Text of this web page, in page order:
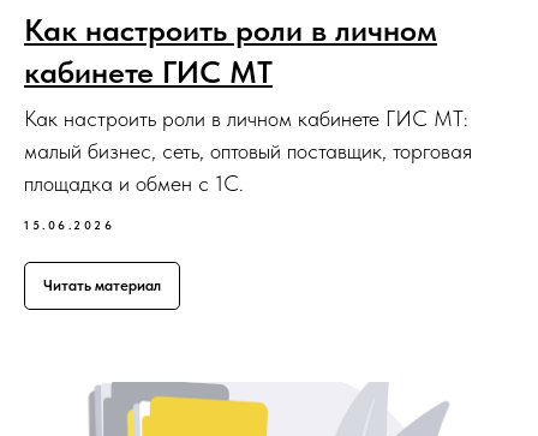
Как настроить роли в личном
кабинете ГИС МТ
Как настроить роли в личном кабинете ГИС МТ:
малый бизнес, сеть, оптовый поставщик, торговая
площадка и обмен с 1С.
15.06.2026
Читать материал